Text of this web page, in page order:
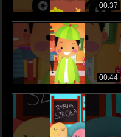
00:37
00:44